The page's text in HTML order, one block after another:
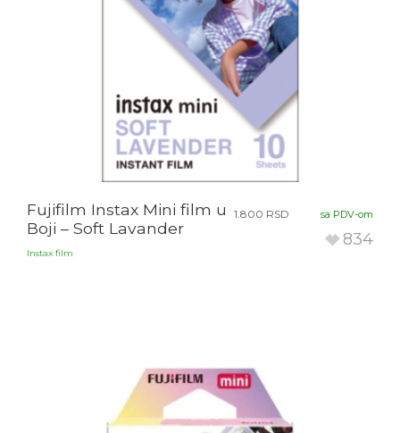
Fujifilm Instax Mini film u
Boji – Soft Lavander
Instax film
1.800 RSD sa PDV-om
834